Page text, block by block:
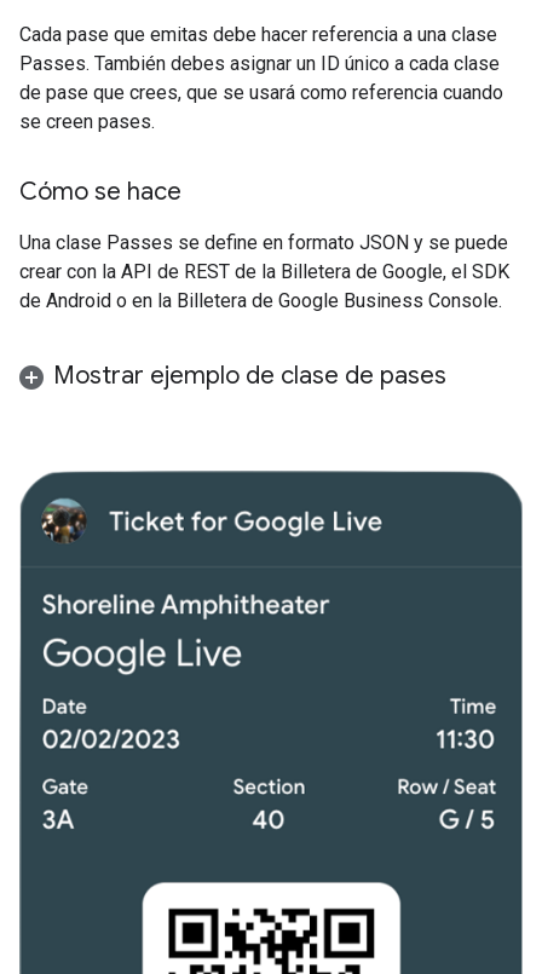
Cada pase que emitas debe hacer referencia a una clase
Passes. También debes asignar un ID único a cada clase
de pase que crees, que se usará como referencia cuando
se creen pases.
Cómo se hace
Una clase Passes se define en formato JSON y se puede
crear con la API de REST de la Billetera de Google, el SDK
de Android o en la Billetera de Google Business Console.
Mostrar ejemplo de clase de pases